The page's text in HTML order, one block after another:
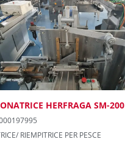
HERFRAGA SM-200
RIEMPITRICE PER PESCE